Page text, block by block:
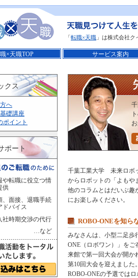
「転職×天職 」は株式会社
×天職TOP サービス案内
千葉工業大学 未来ロボ
からロボットの「よもや
他のコラムとはだいぶ趣
にお楽しみください。
ROBO-ONEを知ら
みなさんは、小型二足歩
ONE（ロボワン）」をご
来館で第一回大会が開か
第10回大会を迎えました
ROBO-ONEの予選では
クス
へ
礎講座
ポイント
ポート
や転職に役立つ情
供
、面接、退職手続
ドバイス
社時期交渉の代行
…など